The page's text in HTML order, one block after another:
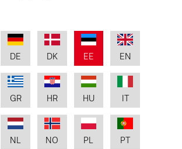
DE DK EE EN
GR HR HU
NL NO PL PT